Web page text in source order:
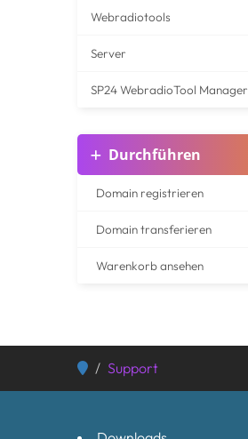
Webradiotools
Server
SP24 WebradioTool Manager
Durchführen
Domain registrieren
Domain transferieren
Warenkorb ansehen
Support